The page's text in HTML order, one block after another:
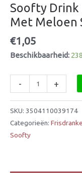
Soofty Drink
Met Meloen
€1,05
Beschikbaarheid:
- +
SKU: 3504110039174
Categorieën:
Soofty